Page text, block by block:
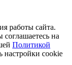
работы сайта.
на
Политикой
настройки cookie